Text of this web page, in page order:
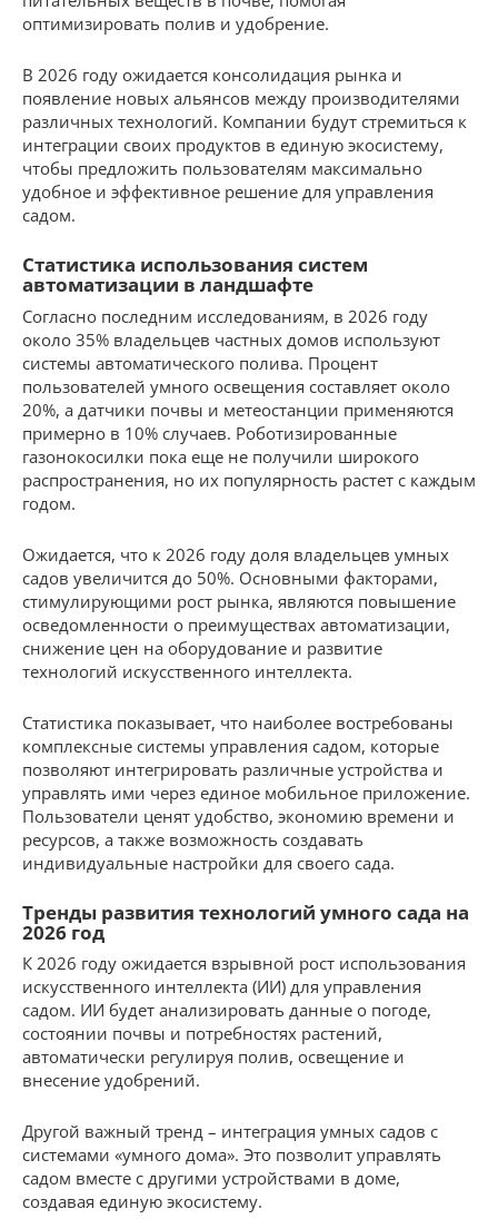
оптимизировать полив и удобрение.
В 2026 году ожидается консолидация рынка и
появление новых альянсов между производителями
различных технологий. Компании будут стремиться к
интеграции своих продуктов в единую экосистему,
чтобы предложить пользователям максимально
удобное и эффективное решение для управления
садом.
Статистика использования систем
автоматизации в ландшафте
Согласно последним исследованиям, в 2026 году
около 35% владельцев частных домов используют
системы автоматического полива. Процент
пользователей умного освещения составляет около
20%, а датчики почвы и метеостанции применяются
примерно в 10% случаев. Роботизированные
газонокосилки пока еще не получили широкого
распространения, но их популярность растет с каждым
годом.
Ожидается, что к 2026 году доля владельцев умных
садов увеличится до 50%. Основными факторами,
стимулирующими рост рынка, являются повышение
осведомленности о преимуществах автоматизации,
снижение цен на оборудование и развитие
технологий искусственного интеллекта.
Статистика показывает, что наиболее востребованы
комплексные системы управления садом, которые
позволяют интегрировать различные устройства и
управлять ими через единое мобильное приложение.
Пользователи ценят удобство, экономию времени и
ресурсов, а также возможность создавать
индивидуальные настройки для своего сада.
Тренды развития технологий умного сада на
2026 год
К 2026 году ожидается взрывной рост использования
искусственного интеллекта (ИИ) для управления
садом. ИИ будет анализировать данные о погоде,
состоянии почвы и потребностях растений,
автоматически регулируя полив, освещение и
внесение удобрений.
Другой важный тренд – интеграция умных садов с
системами «умного дома». Это позволит управлять
садом вместе с другими устройствами в доме,
создавая единую экосистему.